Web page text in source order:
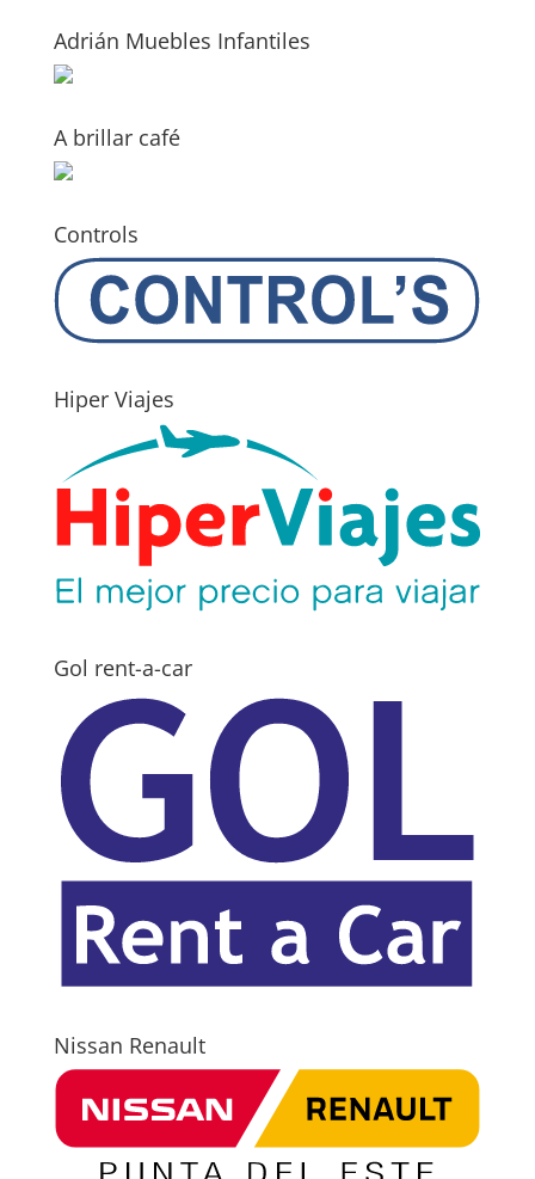
Adrián Muebles Infantiles
A brillar café
Controls
Hiper Viajes
Gol rent-a-car
Nissan Renault